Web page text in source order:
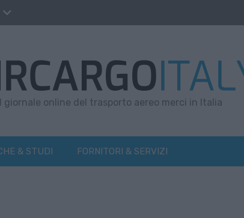
giornale online del trasporto aereo merci in Italia
& STUDI FORNITORI & SERVIZI